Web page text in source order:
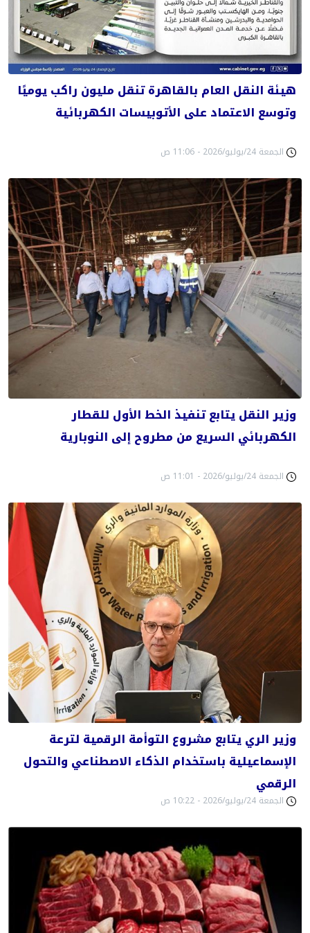
هيئة النقل العام بالقاهرة تنقل مليون راكب يوميًا
وتوسع الاعتماد على الأتوبيسات الكهربائية
الجمعة 24/يوليو/2026 - 11:06 ص
وزير النقل يتابع تنفيذ الخط الأول للقطار
الكهربائي السريع من مطروح إلى النوبارية
الجمعة 24/يوليو/2026 - 11:01 ص
وزير الري يتابع مشروع التوأمة الرقمية لترعة
الإسماعيلية باستخدام الذكاء الاصطناعي والتحول
الرقمي
الجمعة 24/يوليو/2026 - 10:22 ص